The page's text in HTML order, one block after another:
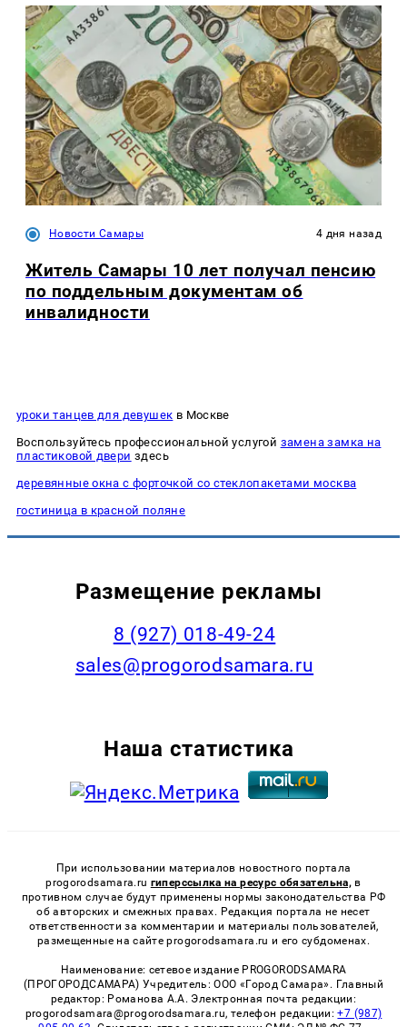
Новости Самары 4 дня назад
Житель Самары 10 лет получал пенсию
по поддельным документам об
инвалидности
уроки танцев для девушек в Москве
Воспользуйтесь профессиональной услугой замена замка на
пластиковой двери здесь
деревянные окна с форточкой со стеклопакетами москва
гостиница в красной поляне
Размещение рекламы
8 (927) 018-49-24
sales@progorodsamara.ru
Наша статистика
При использовании материалов новостного портала
progorodsamara.ru гиперссылка на ресурс обязательна, в
противном случае будут применены нормы законодательства РФ
об авторских и смежных правах. Редакция портала не несет
ответственности за комментарии и материалы пользователей,
размещенные на сайте progorodsamara.ru и его субдоменах.
Наименование: сетевое издание PROGORODSAMARA
(ПРОГОРОДСАМАРА) Учредитель: ООО «Город Самара». Главный
редактор: Романова А.А. Электронная почта редакции:
progorodsamara@progorodsamara.ru, телефон редакции:+7 (987)